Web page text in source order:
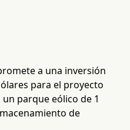
a una inversión
para el proyecto
parque eólico de 1
de